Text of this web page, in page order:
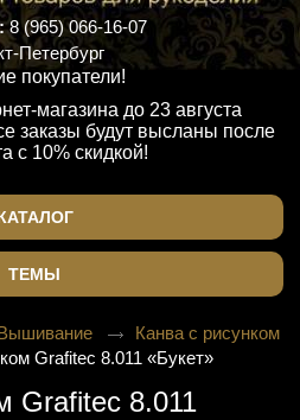
8 (965) 066-16-07
Петербург
покупатели!
магазина до 23 августа
заказы будут высланы после
с 10% скидкой!
ТЕМЫ
Канва с рисунком
Grafitec 8.011 «Букет»
Grafitec 8.011